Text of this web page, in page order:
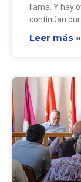
llama. Y hay
continúan
Leer más »